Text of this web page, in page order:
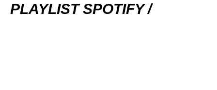
PLAYLIST SPOTIFY /